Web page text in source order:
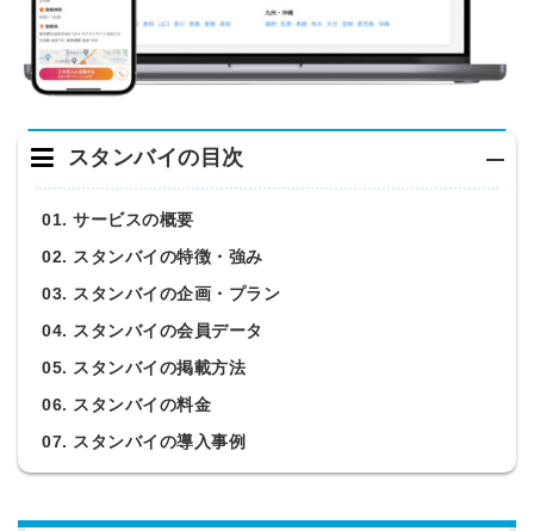
スタンバイの目次
01. サービスの概要
02. スタンバイの特徴・強み
03. スタンバイの企画・プラン
04. スタンバイの会員データ
05. スタンバイの掲載方法
06. スタンバイの料金
07. スタンバイの導入事例